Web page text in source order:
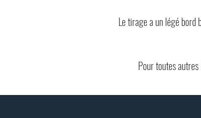
Le tirage a un légé bord
Pour toutes